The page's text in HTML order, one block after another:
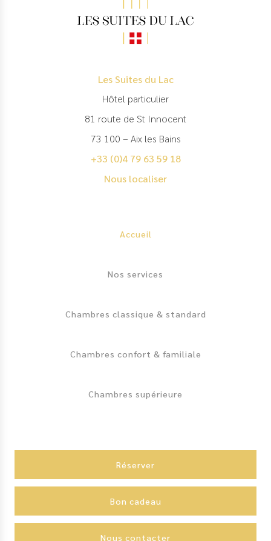
Les Suites du Lac
Hôtel particulier
81 route de St Innocent
73 100 – Aix les Bains
+33 (0)4 79 63 59 18
Nous localiser
Accueil
Nos services
Chambres classique & standard
Chambres confort & familiale
Chambres supérieure
Action
Réserver
Bon cadeau
Nous contacter